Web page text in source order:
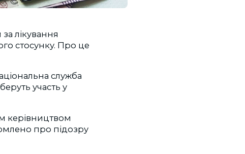
лікування
стосунку. Про це
служба
участь у
керівництвом
про підозру